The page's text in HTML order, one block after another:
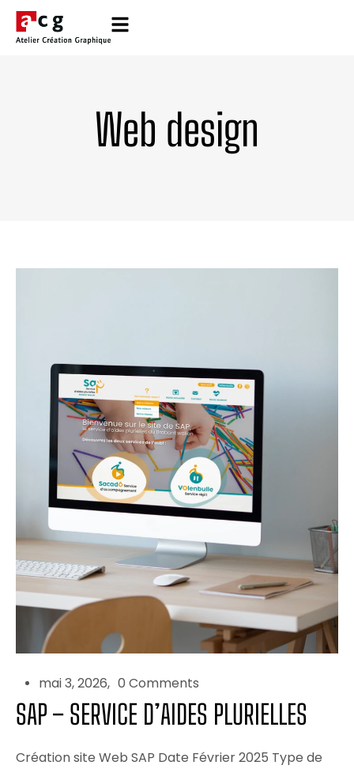
Web design
mai 3, 2026 0 Comments
SAP – SERVICE D’AIDES PLURIELLES
Création site Web SAP Date Février 2025 Type de